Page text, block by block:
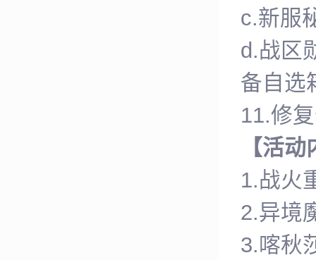
c.新服
d.战区
备自选
11.修
【活
1.战火
2.异境
3.喀秋